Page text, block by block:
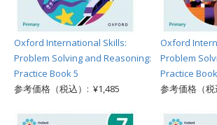
Oxford International Skills:
Problem Solving and Reasoning:
Practice Book 5
参考価格（税込）: ¥1,485
Oxford
Problem
Practice
参考価格（